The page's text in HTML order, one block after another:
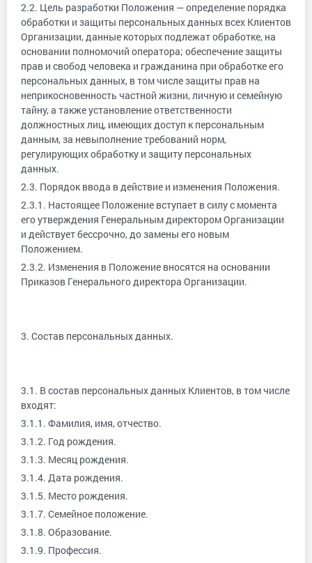
2.2. Цель разработки Положения — определение порядка
обработки и защиты персональных данных всех Клиентов
Организации, данные которых подлежат обработке, на
основании полномочий оператора; обеспечение защиты
прав и свобод человека и гражданина при обработке его
персональных данных, в том числе защиты прав на
неприкосновенность частной жизни, личную и семейную
тайну, а также установление ответственности
должностных лиц, имеющих доступ к персональным
данным, за невыполнение требований норм,
регулирующих обработку и защиту персональных
данных.
2.3. Порядок ввода в действие и изменения Положения.
2.3.1. Настоящее Положение вступает в силу с момента
его утверждения Генеральным директором Организации
и действует бессрочно, до замены его новым
Положением.
2.3.2. Изменения в Положение вносятся на основании
Приказов Генерального директора Организации.
3. Состав персональных данных.
3.1. В состав персональных данных Клиентов, в том числе
входят:
3.1.1. Фамилия, имя, отчество.
3.1.2. Год рождения.
3.1.3. Месяц рождения.
3.1.4. Дата рождения.
3.1.5. Место рождения.
3.1.7. Семейное положение.
3.1.8. Образование.
3.1.9. Профессия.